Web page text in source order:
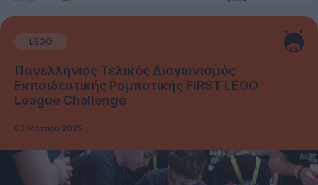
LEGO
Πανελλήνιος Τελικός Διαγωνισμός
Εκπαιδευτικής Ρομποτικής FIRST LEGO
League Challenge
08 Μαρτίου 2025